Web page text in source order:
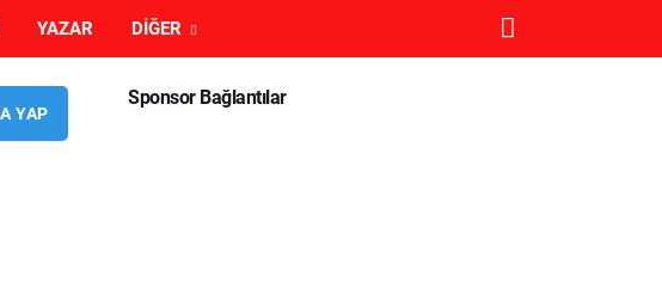
YAZAR DIĞER
Sponsor Bağlantılar